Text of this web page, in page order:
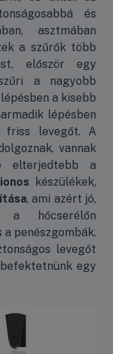
és
asztmában
a szűrők több
először egy
a nagyobb
a kisebb
lépésben
friss levegőt. A
vannak
elterjedtebb a
készülékek,
, ami azért jó,
a hőcserélőn
penészgombák.
levegőt
egy